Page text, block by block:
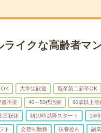
ライクな高齢者マ
OK 大学生歓迎 既卒第二新卒OK
書不要 40～50代活躍 60歳以上活
日祝休 朝10時以降スタート 16
ト 交替制勤務 扶養控内 副